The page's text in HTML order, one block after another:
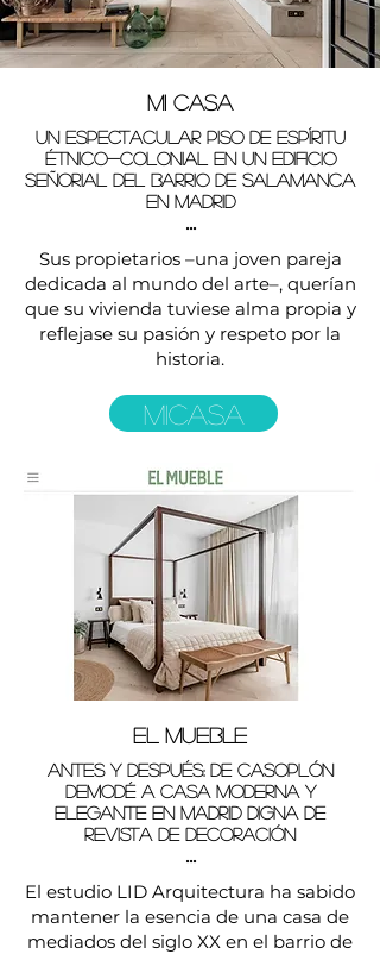
Mi casa
UN ESPECTACULAR PISO DE ESPÍRITU
ÉTNICO-COLONIAL EN UN EDIFICIO
SEÑORIAL DEL BARRIO DE SALAMANCA
EN MADRID
...
Sus propietarios –una joven pareja
dedicada al mundo del arte–, querían
que su vivienda tuviese alma propia y
reflejase su pasión y respeto por la
historia.
MICASA
EL MUEBLE
Antes y después: de casoplón
demodé a casa moderna y
elegante en Madrid digna de
revista de decoración
...
El estudio LID Arquitectura ha sabido
mantener la esencia de una casa de
mediados del siglo XX en el barrio de